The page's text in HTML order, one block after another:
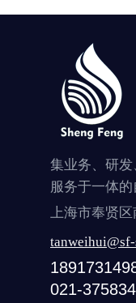
集业务、研发
服务于一体
上海市奉贤
021-